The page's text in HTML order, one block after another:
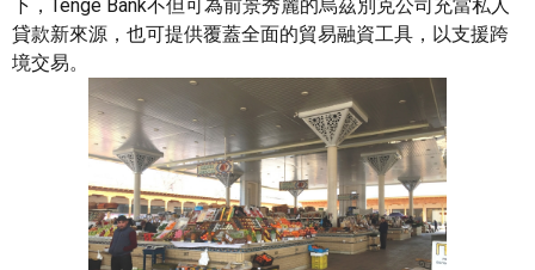
下，Tenge Bank不但可為前景秀麗的烏茲別克公司充當私人
貸款新來源，也可提供覆蓋全面的貿易融資工具，以支援跨
境交易。